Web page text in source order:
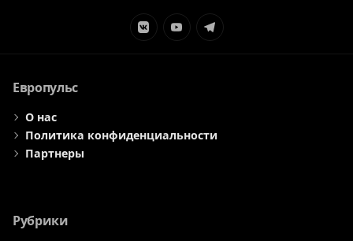
ЭлементЭлементЭлемент
Европульс
О нас
Политика конфиденциальности
Партнеры
Рубрики